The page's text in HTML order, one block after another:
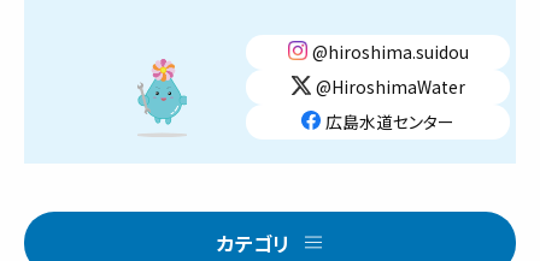
@hiroshima.suidou
@HiroshimaWater
広島水道センター
カテゴリ